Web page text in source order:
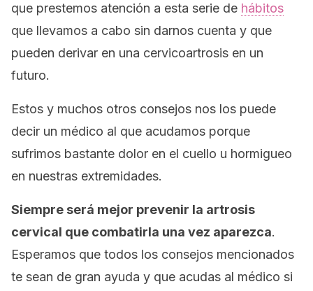
que prestemos atención a esta serie de hábitos
que llevamos a cabo sin darnos cuenta y que
pueden derivar en una cervicoartrosis en un
futuro.
Estos y muchos otros consejos nos los puede
decir un médico al que acudamos porque
sufrimos bastante dolor en el cuello u hormigueo
en nuestras extremidades.
Siempre será mejor prevenir la artrosis
cervical que combatirla una vez aparezca.
Esperamos que todos los consejos mencionados
te sean de gran ayuda y que acudas al médico si